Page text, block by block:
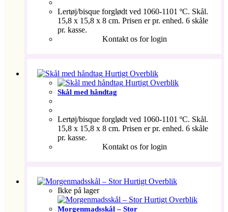
Lertøj/bisque forglødt ved 1060-1101 ºC. Skål.
15,8 x 15,8 x 8 cm. Prisen er pr. enhed. 6 skåle
pr. kasse.
Kontakt os for login
Hurtigt Overblik
Hurtigt Overblik
Skål med håndtag
Lertøj/bisque forglødt ved 1060-1101 ºC. Skål.
15,8 x 15,8 x 8 cm. Prisen er pr. enhed. 6 skåle
pr. kasse.
Kontakt os for login
Hurtigt Overblik
Ikke på lager
Hurtigt Overblik
Morgenmadsskål – Stor